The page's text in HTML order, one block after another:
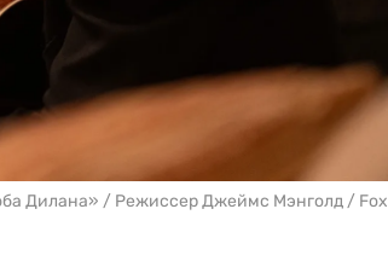
Дилана» / Режиссер Джеймс Мэнголд / Fox